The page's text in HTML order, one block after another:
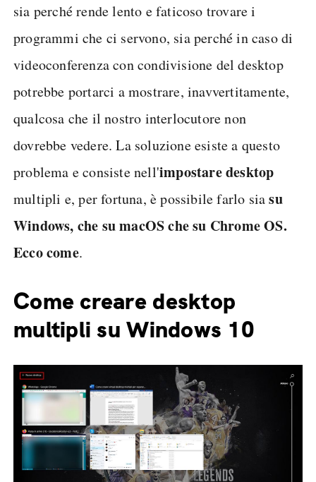
sia perché rende lento e faticoso trovare i
programmi che ci servono, sia perché in caso di
videoconferenza con condivisione del desktop
potrebbe portarci a mostrare, inavvertitamente,
qualcosa che il nostro interlocutore non
dovrebbe vedere. La soluzione esiste a questo
problema e consiste nell'impostare desktop
multipli e, per fortuna, è possibile farlo siasu
Windows, che su macOS che su Chrome OS.
Ecco come.
Come creare desktop
multipli su Windows 10